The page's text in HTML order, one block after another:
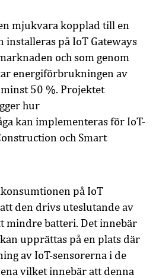
mjukvara kopplad till en
installeras på IoT Gateways
och som genom
energiförbrukningen av
minst 50 %. Projektet
hur
kan implementeras för IoT-
och Smart
på IoT
den drivs uteslutande av
mindre batteri. Det innebär
upprättas på en plats där
av IoT-sensorerna i de
vilket innebär att denna